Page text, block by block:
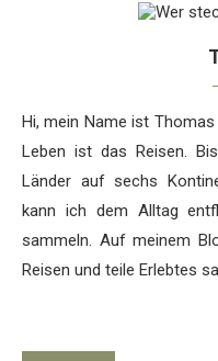
Hi, mein Name ist
Leben ist das Reisen.
Länder auf sechs
kann ich dem Alltag
sammeln. Auf meinem
Reisen und teile Erlebtes